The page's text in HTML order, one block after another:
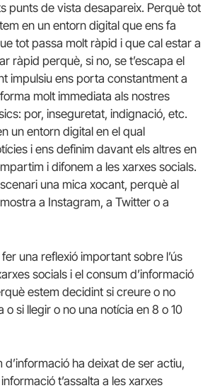
punts de vista desapareix. Perquè tot
en un entorn digital que ens fa
tot passa molt ràpid i que cal estar a
ràpid perquè, si no, se t’escapa el
impulsiu ens porta constantment a
molt immediata als nostres
por, inseguretat, indignació, etc.
un entorn digital en el qual
i ens definim davant els altres en
i difonem a les xarxes socials.
una mica xocant, perquè al
a Instagram, a Twitter o a
una reflexió important sobre l’ús
socials i el consum d’informació
estem decidint si creure o no
o si llegir o no una notícia en 8 o 10
d’informació ha deixat de ser actiu,
t’assalta a les xarxes